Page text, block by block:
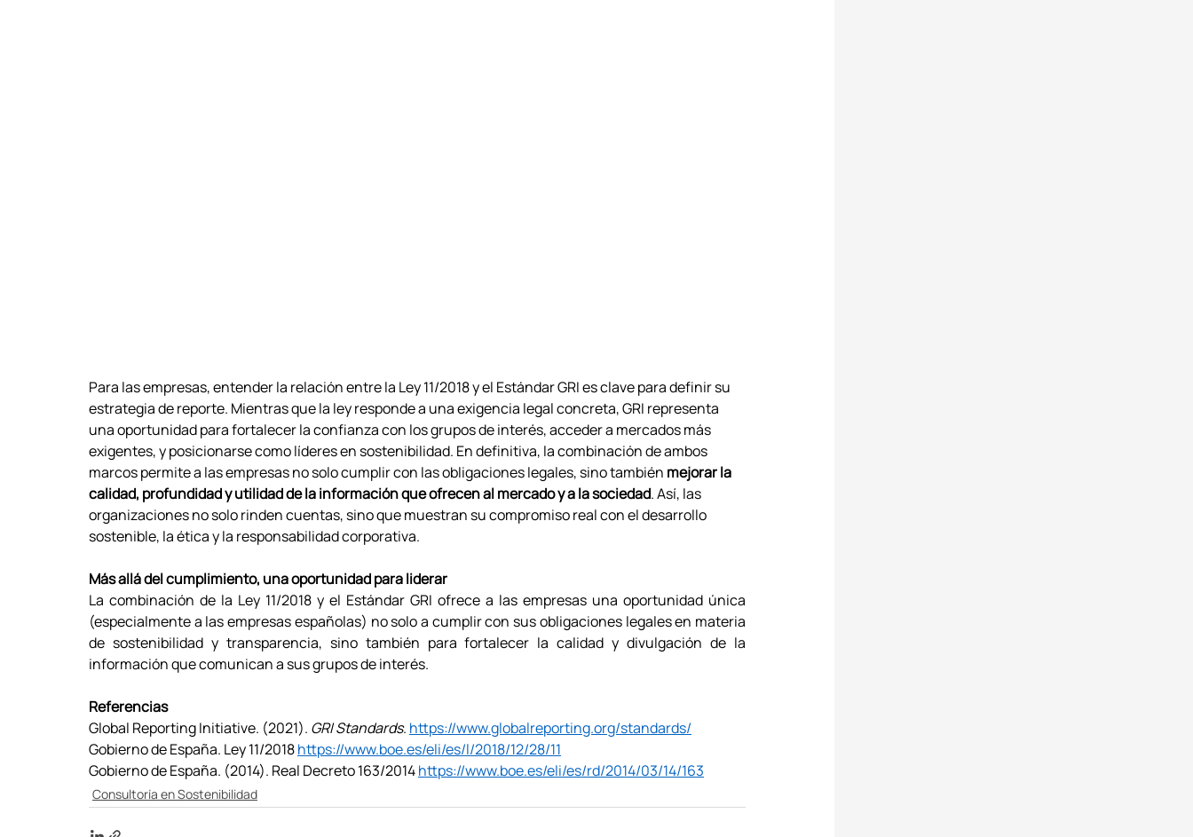
Para las empresas, entender la relación entre la Ley 11/2018 y el Estándar GRI es clave para definir su
estrategia de reporte. Mientras que la ley responde a una exigencia legal concreta, GRI representa
una oportunidad para fortalecer la confianza con los grupos de interés, acceder a mercados más
exigentes, y posicionarse como líderes en sostenibilidad. En definitiva, la combinación de ambos
marcos permite a las empresas no solo cumplir con las obligaciones legales, sino también mejorar la
calidad, profundidad y utilidad de la información que ofrecen al mercado y a la sociedad. Así, las
organizaciones no solo rinden cuentas, sino que muestran su compromiso real con el desarrollo
sostenible, la ética y la responsabilidad corporativa.
Más allá del cumplimiento, una oportunidad para liderar
La combinación de la Ley 11/2018 y el Estándar GRI ofrece a las empresas una oportunidad única
(especialmente a las empresas españolas) no solo a cumplir con sus obligaciones legales en materia
de sostenibilidad y transparencia, sino también para fortalecer la calidad y divulgación de la
información que comunican a sus grupos de interés.
Referencias
Global Reporting Initiative. (2021). GRI Standards. https://www.globalreporting.org/standards/
Gobierno de España. Ley 11/2018 https://www.boe.es/eli/es/l/2018/12/28/11
Gobierno de España. (2014). Real Decreto 163/2014 https://www.boe.es/eli/es/rd/2014/03/14/163
Consultoría en Sostenibilidad